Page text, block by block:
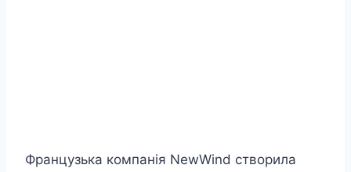
Французька компанія NewWind створила